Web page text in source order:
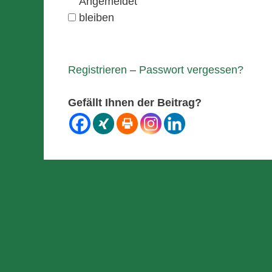
bleiben
Registrieren – Passwort vergessen?
Gefällt Ihnen der Beitrag?